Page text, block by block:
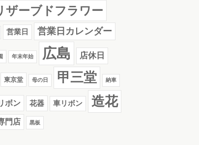
ザーブドフラワー
営業日 営業日カレンダー
年末年始 広島 店休日
東京堂 母の日 甲三堂 納車
ボン 花器 車リボン 造花
門店 黒板